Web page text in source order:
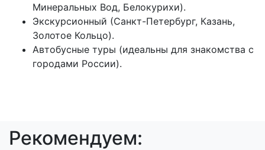
Минеральных Вод, Белокурихи).
Экскурсионный (Санкт-Петербург, Казань,
Золотое Кольцо).
Автобусные туры (идеальны для знакомства с
городами России).
Рекомендуем: